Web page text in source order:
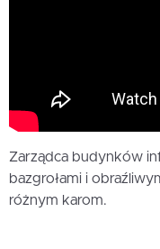
Zarządca budynków
bazgrołami i
różnym karom.